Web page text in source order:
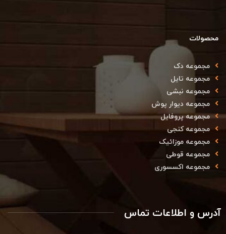
محصولات
مجموعه دک
مجموعه تایل
مجموعه نبشی
مجموعه دیوار پوش
مجموعه پروفایل
مجموعه کنجی
مجموعه موزائیک
مجموعه قوطی
مجموعه اکسسوری
آدرس و اطلاعات تماس